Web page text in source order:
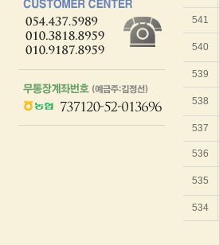
니
목
성
작
성
조
회
수
를
리
스
트
화
한
테
541
540
539
538
537
536
535
534